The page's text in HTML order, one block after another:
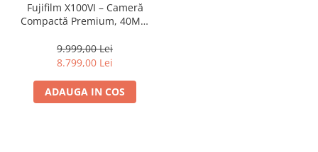
Fujifilm X100VI – Cameră
Compactă Premium, 40MP,
9.999,00 Lei
8.799,00 Lei
ADAUGA IN COS